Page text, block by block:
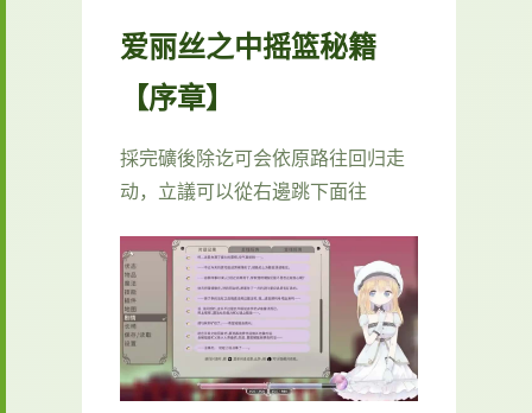
爱丽丝之中摇篮秘籍
【序章】
採完礦後除讫可会依原路往回归走
动，立議可以從右邊跳下面往